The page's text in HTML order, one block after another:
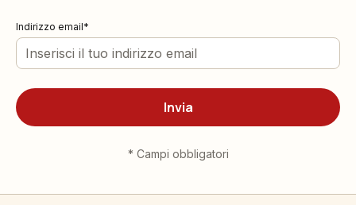
Indirizzo email
Invia
* Campi obbligatori